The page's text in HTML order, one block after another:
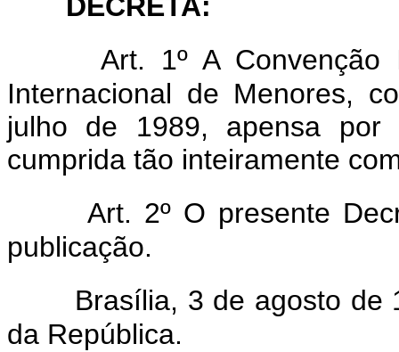
Art. 1º A Convenção
Internacional de Menores,
julho de 1989, apensa
cumprida tão inteiramente
Art. 2º O presente
publicação.
Brasília, 3 de agosto de
da República.